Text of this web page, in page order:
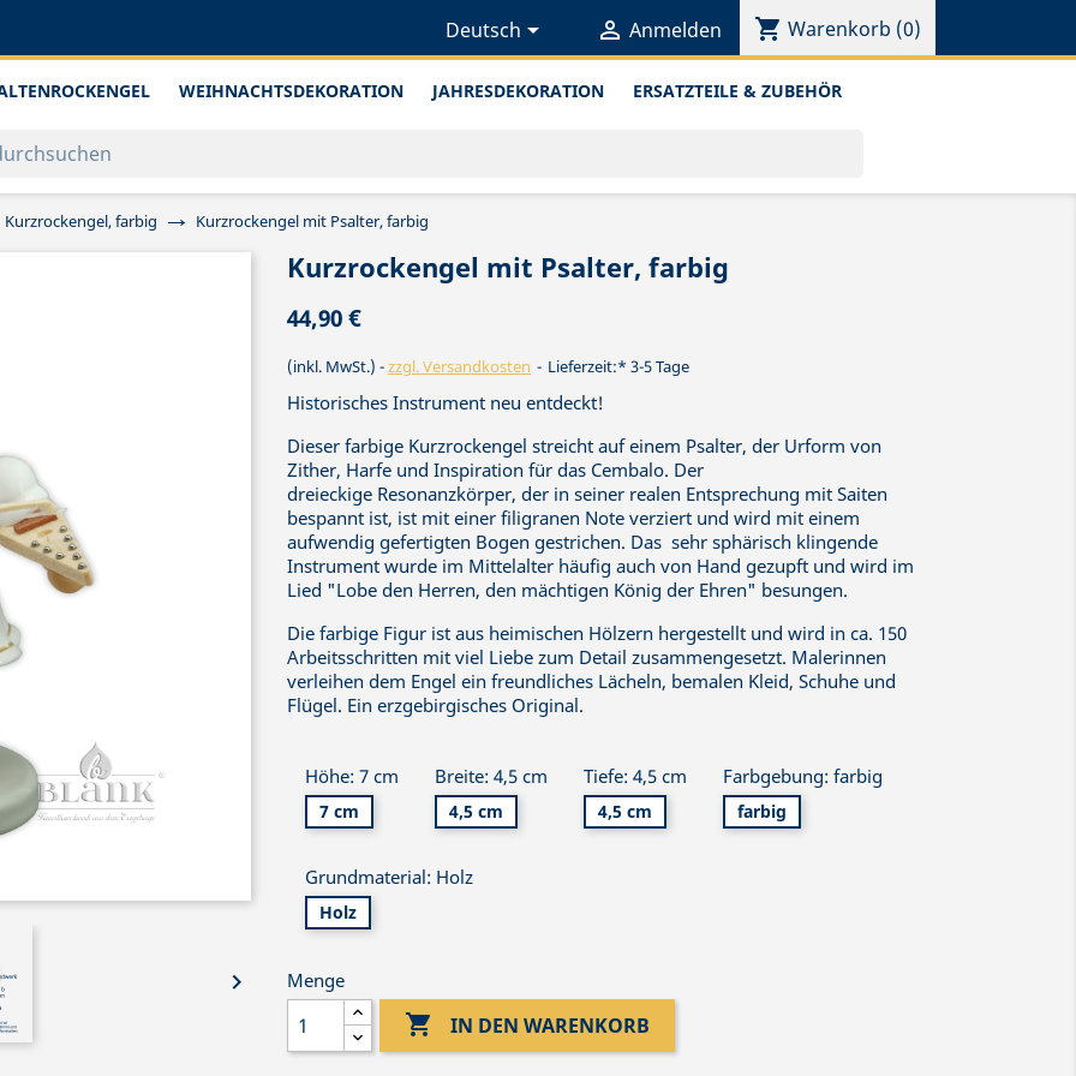
Deutsch  Anmelden shopping_cart Warenkorb (0)
WEIHNACHTSDEKORATION JAHRESDEKORATION ERSATZTEILE & ZUBEHÖR
Kurzrockengel, farbig Kurzrockengel mit Psalter, farbig

Kurzrockengel mit Psalter, farbig
44,90 €
(inkl. MwSt.) zzgl. Versandkosten Lieferzeit:* 3-5 Tage
Historisches Instrument neu entdeckt!
Dieser farbige Kurzrockengel streicht auf einem Psalter, der Urform von
Zither, Harfe und Inspiration für das Cembalo. Der
dreieckige Resonanzkörper, der in seiner realen Entsprechung mit Saiten
bespannt ist, ist mit einer filigranen Note verziert und wird mit einem
aufwendig gefertigten Bogen gestrichen. Das sehr sphärisch klingende
Instrument wurde im Mittelalter häufig auch von Hand gezupft und wird im
Lied "Lobe den Herren, den mächtigen König der Ehren" besungen.
Die farbige Figur ist aus heimischen Hölzern hergestellt und wird in ca. 150
Arbeitsschritten mit viel Liebe zum Detail zusammengesetzt. Malerinnen
verleihen dem Engel ein freundliches Lächeln, bemalen Kleid, Schuhe und
Flügel. Ein erzgebirgisches Original.
Höhe: 7 cm
7 cm
Breite: 4,5 cm
4,5 cm
Tiefe: 4,5 cm
4,5 cm
Farbgebung: farbig
farbig
Grundmaterial: Holz
Holz
Menge
 IN DEN WARENKORB